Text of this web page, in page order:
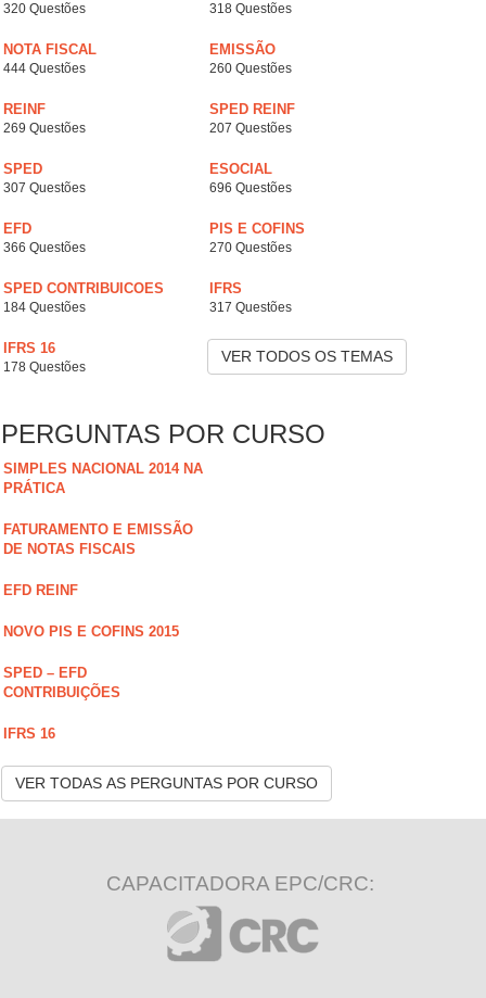
320 Questões 318 Questões
NOTA FISCAL
444 Questões
EMISSÃO
260 Questões
REINF
269 Questões
SPED REINF
207 Questões
SPED
307 Questões
ESOCIAL
696 Questões
EFD
366 Questões
PIS E COFINS
270 Questões
SPED CONTRIBUICOES
184 Questões
IFRS
317 Questões
IFRS 16
178 Questões
VER TODOS OS TEMAS
PERGUNTAS POR CURSO
SIMPLES NACIONAL 2014 NA
PRÁTICA
FATURAMENTO E EMISSÃO
DE NOTAS FISCAIS
EFD REINF
NOVO PIS E COFINS 2015
SPED – EFD
CONTRIBUIÇÕES
IFRS 16
VER TODAS AS PERGUNTAS POR CURSO
CAPACITADORA EPC/CRC: